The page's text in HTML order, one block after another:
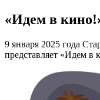
«Идем в
9 января 2025 года
представляет «Идем в